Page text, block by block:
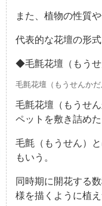
また、植物の性質
代表的な花壇の形
◆毛氈花壇（もうせ
毛氈花壇（もうせんかだ
毛氈花壇（もうせ
ペットを敷き詰め
毛氈（もうせん）
もいう。
同時期に開花する
様を描くように植